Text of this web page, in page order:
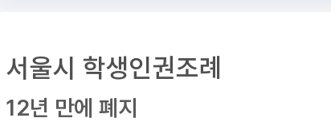
서울시 학생인권조례
12년 만에 폐지